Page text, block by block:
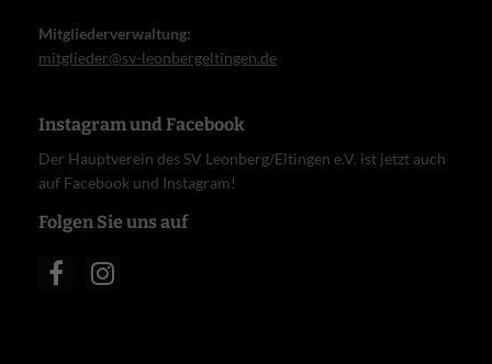
Mitgliederverwaltung:
mitglieder@sv-leonbergeltingen.de
Instagram und Facebook
Der Hauptverein des SV Leonberg/Eltingen e.V. ist jetzt auch
auf Facebook und Instagram!
Folgen Sie uns auf